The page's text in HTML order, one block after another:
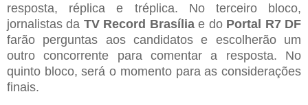
resposta, réplica e tréplica. No terceiro bloco,
jornalistas da TV Record Brasíliae do Portal R7 DF
farão perguntas aos candidatos e escolherão um
outro concorrente para comentar a resposta. No
quinto bloco, será o momento para as considerações
finais.